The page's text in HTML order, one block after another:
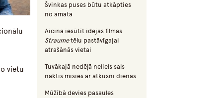
vietu
Švinkas puses būtu atkāpties
no amata
Aicina iesūtīt idejas filmas
Straumetēlu pastāvīgajai
atrašānās vietai
Tuvākajā nedēļā neliels sals
naktīs mīsies ar atkusni dienās
Mūžībā devies pasaules